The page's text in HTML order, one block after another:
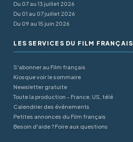
Du 07 au 13 juillet 2026
Du 01 au 07 juillet 2026
Du 09 au 15 juin 2026
LES SERVICES DU FILM FRANÇAIS
S'abonner au Film français
Kiosque voir le sommaire
Newsletter gratuite
Toute la production - France, US, télé
Calendrier des événements
Petites annonces du Film français
Besoin d'aide ? Foire aux questions